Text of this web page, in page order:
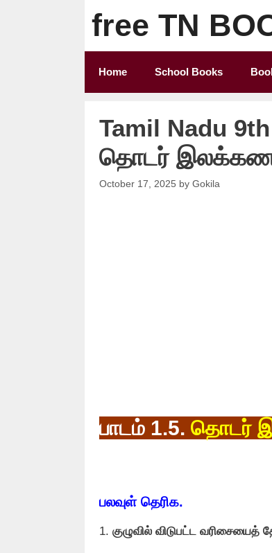
free TN
Home School Books
Tamil Nadu
தொடர்
October 17, 2025 by Gokila
பாடம் 1.5. தொடர்
பலவுள் தெரிக.
1. குழுவில் விடுபட்ட வரிசையைத்